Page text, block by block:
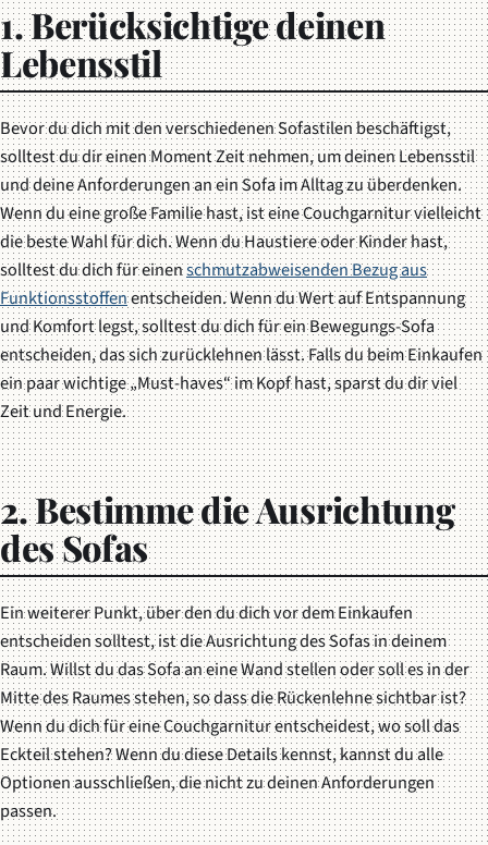
1. Berücksichtige deinen
Lebensstil
Bevor du dich mit den verschiedenen Sofastilen beschäftigst,
solltest du dir einen Moment Zeit nehmen, um deinen Lebensstil
und deine Anforderungen an ein Sofa im Alltag zu überdenken.
Wenn du eine große Familie hast, ist eine Couchgarnitur vielleicht
die beste Wahl für dich. Wenn du Haustiere oder Kinder hast,
solltest du dich für einenschmutzabweisenden Bezug aus
Funktionsstoffenentscheiden. Wenn du Wert auf Entspannung
und Komfort legst, solltest du dich für ein Bewegungs-Sofa
entscheiden, das sich zurücklehnen lässt. Falls du beim Einkaufen
ein paar wichtige „Must-haves“ im Kopf hast, sparst du dir viel
Zeit und Energie.
2. Bestimme die Ausrichtung
des Sofas
Ein weiterer Punkt, über den du dich vor dem Einkaufen
entscheiden solltest, ist die Ausrichtung des Sofas in deinem
Raum. Willst du das Sofa an eine Wand stellen oder soll es in der
Mitte des Raumes stehen, so dass die Rückenlehne sichtbar ist?
Wenn du dich für eine Couchgarnitur entscheidest, wo soll das
Eckteil stehen? Wenn du diese Details kennst, kannst du alle
Optionen ausschließen, die nicht zu deinen Anforderungen
passen.